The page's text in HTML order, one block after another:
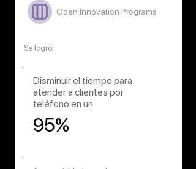
Open Innovation Programs
Se logró:
Disminuir el tiempo para
atender a clientes por
teléfono en un
95%